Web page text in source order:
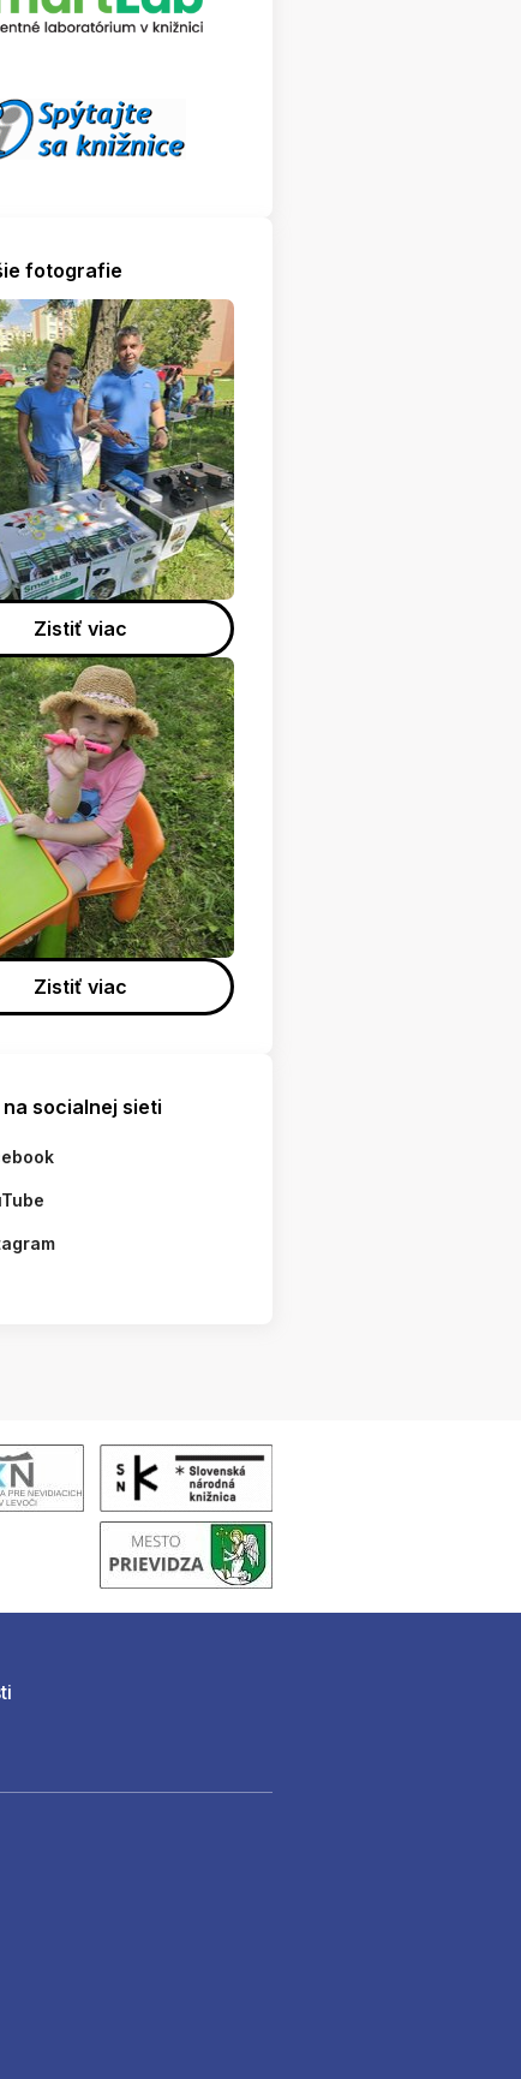
fotografie
Zistiť viac
Zistiť viac
na socialnej sieti